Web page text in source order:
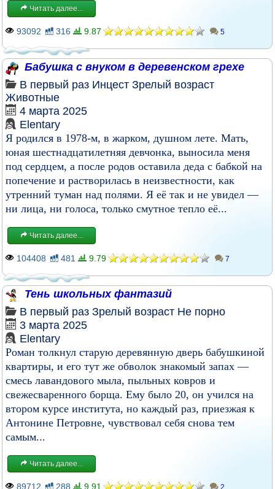
Читать далее...
93092 316 9.87 5
Бабушка с внуком в деревенском грехе
В первый раз Инцест Зрелый возраст
Животные
4 марта 2025
Elentary
Я родился в 1978-м, в жарком, душном лете. Мать,
юная шестнадцатилетняя девчонка, выносила меня
под сердцем, а после родов оставила деда с бабкой на
попечение и растворилась в неизвестности, как
утренний туман над полями. Я её так и не увидел —
ни лица, ни голоса, только смутное тепло её...
Читать далее...
104408 481 9.79 7
Тень школьных фантазий
В первый раз Зрелый возраст Не порно
3 марта 2025
Elentary
Роман толкнул старую деревянную дверь бабушкиной
квартиры, и его тут же обволок знакомый запах —
смесь лавандового мыла, пыльных ковров и
свежесваренного борща. Ему было 20, он учился на
втором курсе института, но каждый раз, приезжая к
Антонине Петровне, чувствовал себя снова тем
самым...
Читать далее...
89712 288 9.91 2